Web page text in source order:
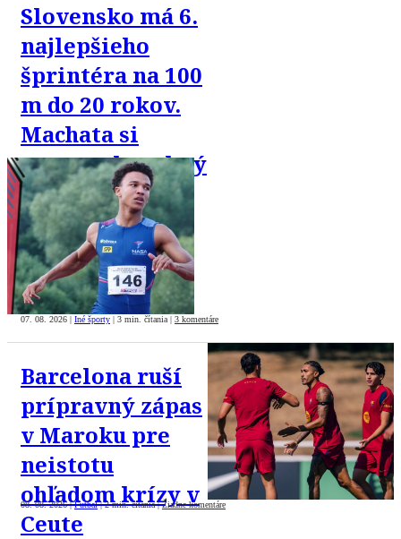
Slovensko má 6.
najlepšieho
šprintéra na 100
m do 20 rokov.
Machata si
vyrovnal osobný
rekord
07. 08. 2026 | Iné športy | 3 min. čítania | 3 komentáre
Barcelona ruší
prípravný zápas
v Maroku pre
neistotu
ohľadom krízy v
Ceute
08. 08. 2026| Futbal |2 min. čítania| Žiadne komentáre